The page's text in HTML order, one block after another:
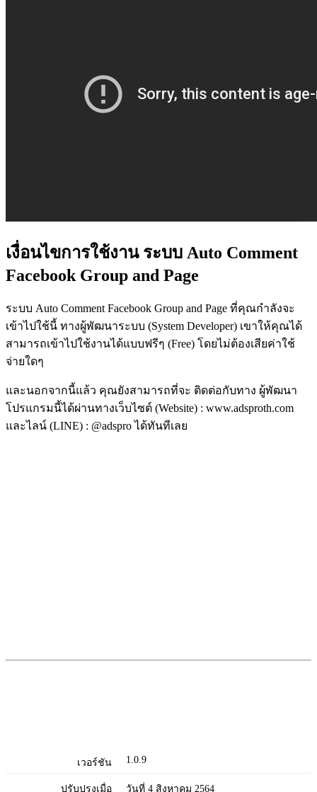
เงื่อนไขการใช้งาน ระบบ Auto Comment
Facebook Group and Page
ระบบ Auto Comment Facebook Group and Page ที่คุณกำลังจะ
เข้าไปใช้นี้ ทางผู้พัฒนาระบบ (System Developer) เขาให้คุณได้
สามารถเข้าไปใช้งานได้แบบฟรีๆ (Free) โดยไม่ต้องเสียค่าใช้
จ่ายใดๆ
และนอกจากนี้แล้ว คุณยังสามารถที่จะ ติดต่อกับทาง ผู้พัฒนา
โปรแกรมนี้ได้ผ่านทางเว็บไซต์ (Website) : www.adsproth.com
และไลน์ (LINE) : @adspro ได้ทันทีเลย
เวอร์ชัน 1.0.9
ปรับปรุงเมื่อ วันที่ 4 สิงหาคม 2564